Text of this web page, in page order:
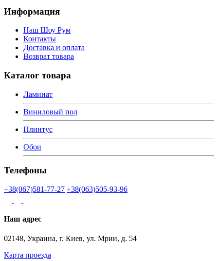
Информация
Наш Шоу Рум
Контакты
Доставка и оплата
Возврат товара
Каталог товара
Ламинат
Виниловый пол
Плинтус
Обои
Телефоны
+38(067)581-77-27 +38(063)505-93-96
Наш адрес
02148, Украина, г. Киев, ул. Мрии, д. 54
Карта проезда